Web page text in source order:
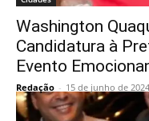
Washington
Candidatura à
Evento
Redação - 15 de junho de 2024